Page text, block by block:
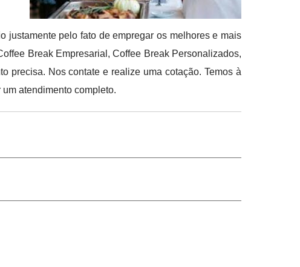
justamente pelo fato de empregar os melhores e mais
Break Empresarial, Coffee Break Personalizados,
precisa. Nos contate e realize uma cotação. Temos à
atendimento completo.